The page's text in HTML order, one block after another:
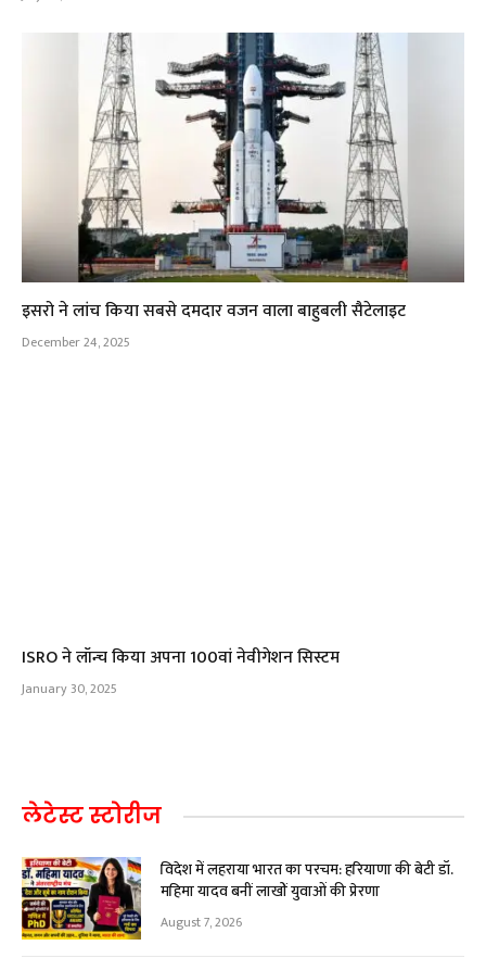
इसरो ने लांच किया सबसे दमदार वजन वाला बाहुबली सैटेलाइट
December 24, 2025
ISRO ने लॉन्च किया अपना 100वां नेवीगेशन सिस्टम
January 30, 2025
लेटेस्ट स्टोरीज
विदेश में लहराया भारत का परचम: हरियाणा की बेटी डॉ.
महिमा यादव बनीं लाखों युवाओं की प्रेरणा
August 7, 2026